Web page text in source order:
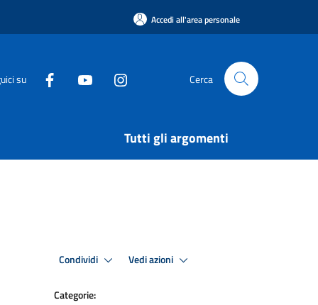
Accedi all'area personale
su Cerca
Tutti gli argomenti
Condividi Vedi azioni
Categorie: